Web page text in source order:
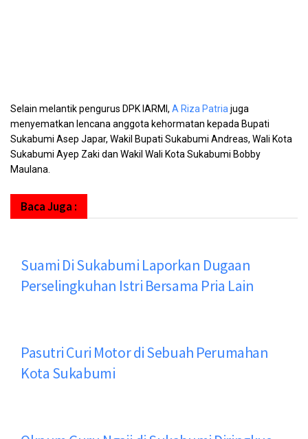
Selain melantik pengurus DPK IARMI, A Riza Patriajuga
menyematkan lencana anggota kehormatan kepada Bupati
Sukabumi Asep Japar, Wakil Bupati Sukabumi Andreas, Wali Kota
Sukabumi Ayep Zaki dan Wakil Wali Kota Sukabumi Bobby
Maulana.
Baca Juga :
Suami Di Sukabumi Laporkan Dugaan
Perselingkuhan Istri Bersama Pria Lain
Pasutri Curi Motor di Sebuah Perumahan
Kota Sukabumi